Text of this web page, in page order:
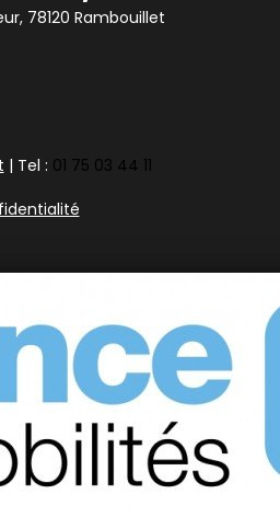
78120 Rambouillet
| Tel : 01 75 03 44 11